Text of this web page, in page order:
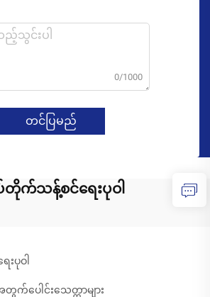
0/1000
တင်ပြမည်
တိုက်သန့်စင်ရေးပုဝါ
ပုဝါ
က်ပေါင်းသေတ္တာများ